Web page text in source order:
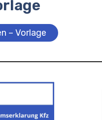
– Vorlage